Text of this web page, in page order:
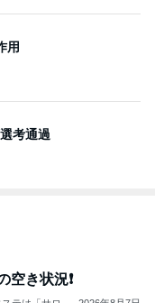
用
考通過
空き状況❗